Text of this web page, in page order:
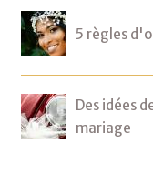
5 règles
Des idées
mariage